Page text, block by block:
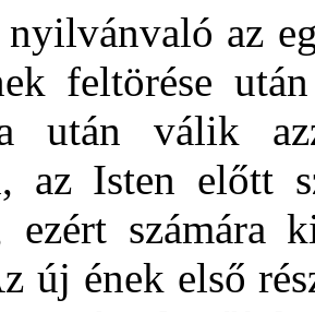
az
feltörése
után válik
az Isten előtt
számára
új ének első